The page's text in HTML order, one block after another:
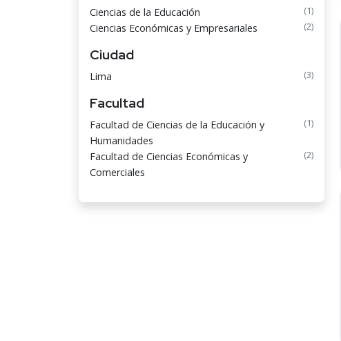
Ciencias de la Educación (1)
Ciencias Económicas y Empresariales (2)
Ciudad
Lima (3)
Facultad
Facultad de Ciencias de la Educación y
Humanidades
(1)
Facultad de Ciencias Económicas y
Comerciales
(2)